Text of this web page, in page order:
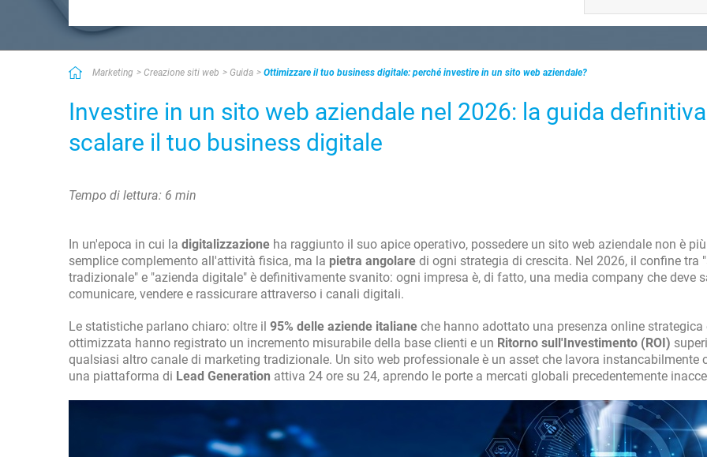
Marketing Creazione siti web Guida Ottimizzare il tuo business digitale: perché investire in un sito web aziendale?
Investire in un sito web aziendale nel 2026: la guida
scalare il tuo business digitale
Tempo di lettura: 6 min
In un'epoca in cui la digitalizzazione ha raggiunto il suo apice operativo, possedere un sito web aziendale non è
semplice complemento all'attività fisica, ma la pietra angolare di ogni strategia di crescita. Nel 2026, il confine tra
tradizionale" e "azienda digitale" è definitivamente svanito: ogni impresa è, di fatto, una media company che deve
comunicare, vendere e rassicurare attraverso i canali digitali.
Le statistiche parlano chiaro: oltre il 95% delle aziende italiane che hanno adottato una presenza online strategica
ottimizzata hanno registrato un incremento misurabile della base clienti e un Ritorno sull'Investimento (ROI)
qualsiasi altro canale di marketing tradizionale. Un sito web professionale è un asset che lavora instancabilmente
una piattaforma di Lead Generation attiva 24 ore su 24, aprendo le porte a mercati globali precedentemente